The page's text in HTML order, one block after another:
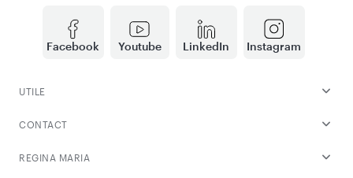
Facebook Youtube LinkedIn Instagram
UTILE
CONTACT
REGINA MARIA